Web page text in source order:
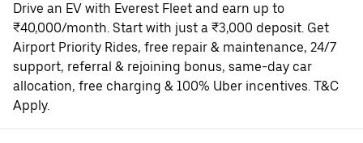
Drive an EV with Everest Fleet and earn up to
₹40,000/month. Start with just a ₹3,000 deposit. Get
Airport Priority Rides, free repair & maintenance, 24/7
support, referral & rejoining bonus, same-day car
allocation, free charging & 100% Uber incentives. T&C
Apply.